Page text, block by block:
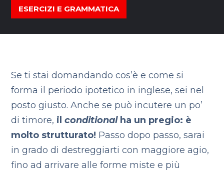
ESERCIZI E GRAMMATICA
Se ti stai domandando cos’è e come si
forma il periodo ipotetico in inglese, sei nel
posto giusto. Anche se può incutere un po’
di timore, ilconditional ha un pregio: è
molto strutturato! Passo dopo passo, sarai
in grado di destreggiarti con maggiore agio,
fino ad arrivare alle forme miste e più